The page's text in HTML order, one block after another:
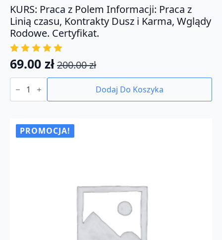
KURS: Praca z Polem Informacji: Praca z
Linią czasu, Kontrakty Dusz i Karma, Wglądy
Rodowe. Certyfikat.
200.00zł
Pierwotna
cena
wynosiła:
69.00 zł
Aktualna
cena
wynosi:
ilość
KURS:
z
Praca
Dodaj Do Koszyka
PROMOCJA!